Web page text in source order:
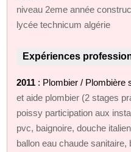
niveau 2eme année
lycée technicum algérie
Expériences
2011 : Plombier / Plombière
et aide plombier (2 stages
poissy participation aux
pvc, baignoire, douche
ballon eau chaude